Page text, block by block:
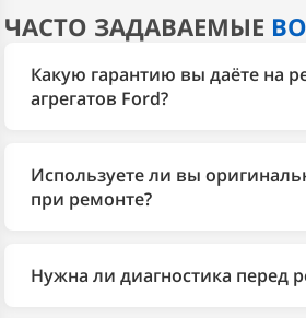
ЧАСТО ЗАДАВАЕМЫЕ
Какую гарантию вы даёте на
агрегатов Ford?
гарантию 1 год. Мы используем
запчастей Ford и оригинальные
Используете ли вы
при ремонте?
запросу подбираем
Нужна ли диагностика перед